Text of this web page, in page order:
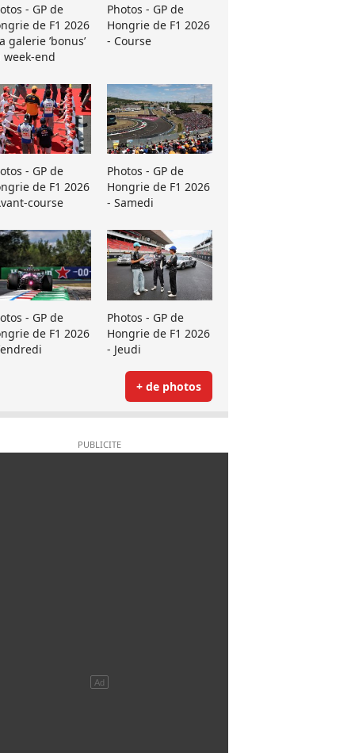
- GP de
de F1 2026
galerie ’bonus’
week-end
Photos - GP de
Hongrie de F1 2026
- Course
- GP de
de F1 2026
course
Photos - GP de
Hongrie de F1 2026
- Samedi
- GP de
de F1 2026
Photos - GP de
Hongrie de F1 2026
- Jeudi
+ de photos